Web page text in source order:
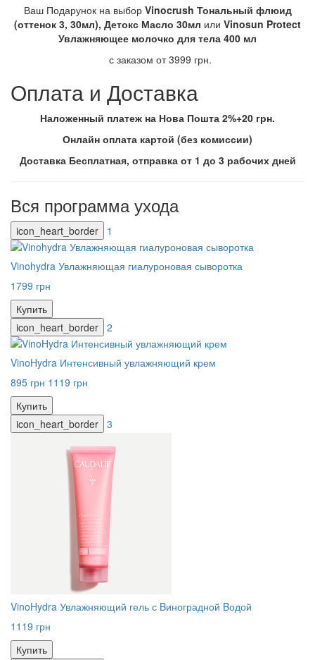
Ваш Подарунок на выборVinocrush Тональный флюид
(оттенок 3, 30мл), Детокс Масло 30мл или Vinosun Protect
Увлажняющее молочко для тела 400 мл
с заказом от 3999 грн.
Оплата и Доставка
Наложенный платеж на Нова Пошта 2%+20 грн.
Онлайн оплата картой (без комиссии)
Доставка Бесплатная, отправка от 1 до 3 рабочих дней
Вся программа ухода
icon_heart_border 1
Vinohydra Увлажняющая гиалуроновая сыворотка
1799 грн
Купить
icon_heart_border 2
VinoHydra Интенсивный увлажняющий крем
895 грн 1119 грн
Купить
icon_heart_border 3
VinoHydra Увлажняющий гель с Bиноградной Bодой
1119 грн
Купить